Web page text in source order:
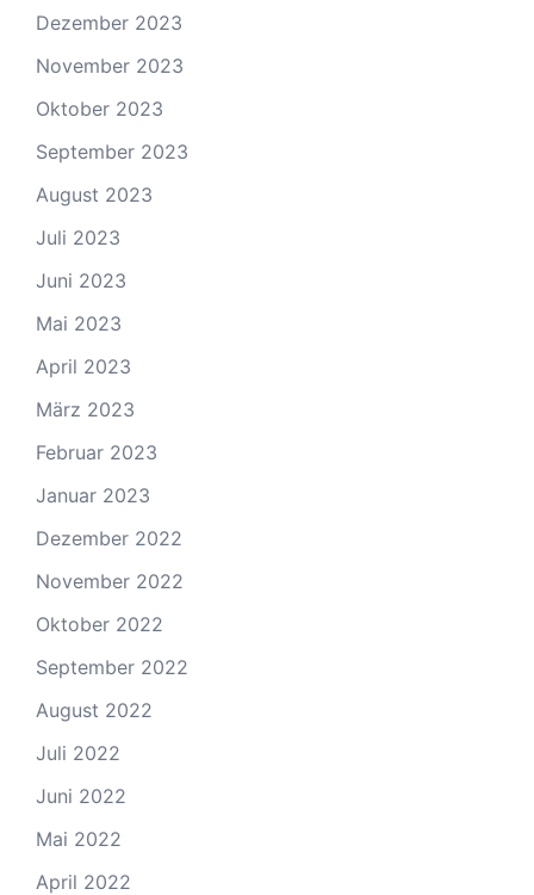
Dezember 2023
November 2023
Oktober 2023
September 2023
August 2023
Juli 2023
Juni 2023
Mai 2023
April 2023
März 2023
Februar 2023
Januar 2023
Dezember 2022
November 2022
Oktober 2022
September 2022
August 2022
Juli 2022
Juni 2022
Mai 2022
April 2022